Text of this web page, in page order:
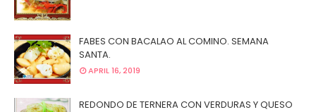
FABES CON BACALAO AL COMINO. SEMANA
SANTA.
APRIL 16, 2019
REDONDO DE TERNERA CON VERDURAS Y QUESO